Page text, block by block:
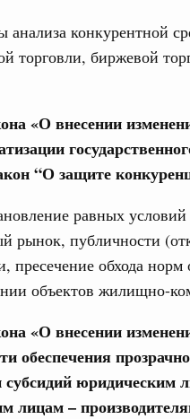
анализа конкурентной
торговли, биржевой
«О внесении
“О защите
равных
рынок, публичности
обхода норм
объектов жилищно-
«О внесении
обеспечения
субсидий юридическим
лицам –
Евразийского
Дальневосточный
года